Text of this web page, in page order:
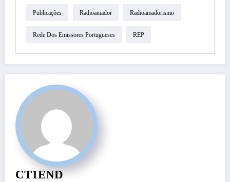
Publicações Radioamador Radioamadorismo
Rede Dos Emissores Portugueses REP
CT1END